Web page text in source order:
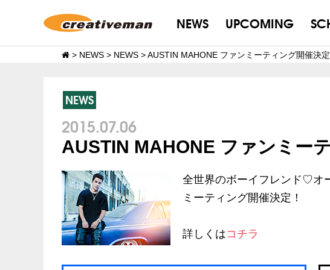
NEWS UPCOMING
> NEWS > NEWS >AUSTIN MAHONE ファンミーティング開催決定
NEWS
2015.07.06
AUSTIN MAHONE ファンミー
全世界のボーイフレンド♡オ
ミーティング開催決定！
詳しくはコチラ